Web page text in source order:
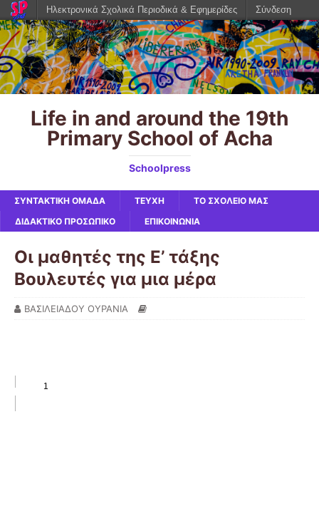
Life in and around the 19th
Primary School of Acha
Schoolpress
ΣΥΝΤΑΚΤΙΚΗ ΟΜΑΔΑ ΤΕΥΧΗ
ΤΟ ΣΧΟΛΕΙΟ ΜΑΣ
ΔΙΔΑΚΤΙΚΟ ΠΡΟΣΩΠΙΚΟ
ΕΠΙΚΟΙΝΩΝΙΑ
Οι μαθητές της Ε’ τάξης
Βουλευτές για μια μέρα
ΒΑΣΙΛΕΙΑΔΟΥ ΟΥΡΑΝΙΑ
Ηλεκτρονικά Σχολικά Περιοδικά & Εφημερίδες Σύνδεση